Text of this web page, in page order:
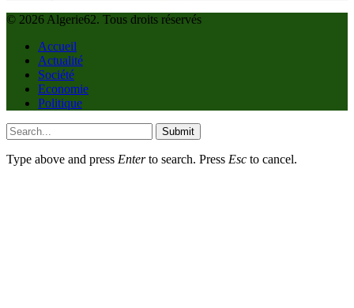
© 2026 Algerie62. Tous droits réservés
Accueil
Actualité
Société
Economie
Politique
Submit
Type above and press Enterto search. Press Esc to cancel.